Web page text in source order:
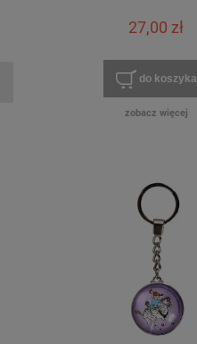
27,00 zł
do koszyka
zobacz więcej